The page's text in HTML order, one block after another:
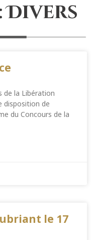
Divers
de la Libération
disposition de
du Concours de la
le 17